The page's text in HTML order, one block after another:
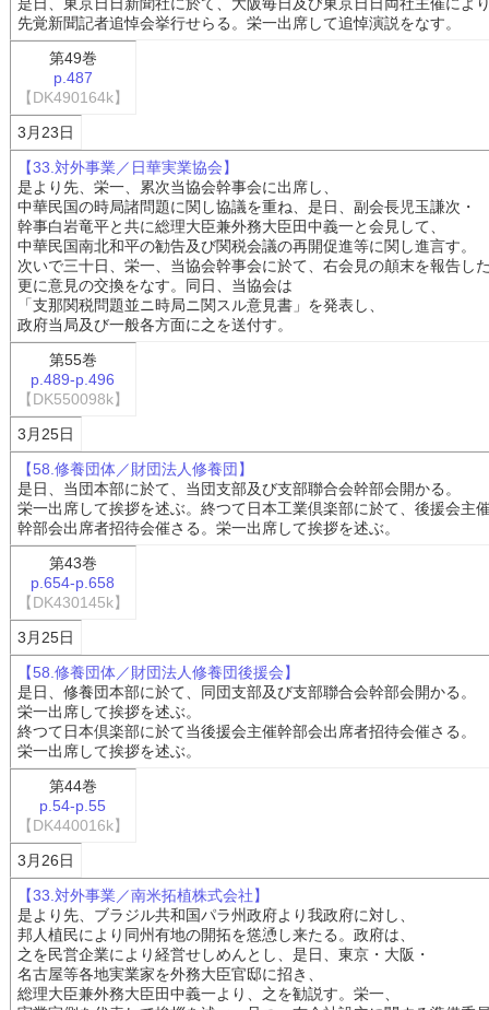
先覚新聞記者追悼会挙行せらる。栄一出席して追悼演説をなす。
第49巻
p.487
【DK490164k】
3月23日
【33.対外事業／日華実業協会】
是より先、栄一、累次当協会幹事会に出席し、
中華民国の時局諸問題に関し協議を重ね、是日、副会長児玉謙次・
幹事白岩竜平と共に総理大臣兼外務大臣田中義一と会見して、
中華民国南北和平の勧告及び関税会議の再開促進等に関し進言す。
次いで三十日、栄一、当協会幹事会に於て、右会見の顛末を報告し
更に意見の交換をなす。同日、当協会は
「支那関税問題並ニ時局ニ関スル意見書」を発表し、
政府当局及び一般各方面に之を送付す。
第55巻
p.489-p.496
【DK550098k】
3月25日
【58.修養団体／財団法人修養団】
是日、当団本部に於て、当団支部及び支部聯合会幹部会開かる。
栄一出席して挨拶を述ぶ。終つて日本工業倶楽部に於て、後援会主
幹部会出席者招待会催さる。栄一出席して挨拶を述ぶ。
第43巻
p.654-p.658
【DK430145k】
3月25日
【58.修養団体／財団法人修養団後援会】
是日、修養団本部に於て、同団支部及び支部聯合会幹部会開かる。
栄一出席して挨拶を述ぶ。
終つて日本倶楽部に於て当後援会主催幹部会出席者招待会催さる。
栄一出席して挨拶を述ぶ。
第44巻
p.54-p.55
【DK440016k】
3月26日
【33.対外事業／南米拓植株式会社】
是より先、ブラジル共和国パラ州政府より我政府に対し、
邦人植民により同州有地の開拓を慫慂し来たる。政府は、
之を民営企業により経営せしめんとし、是日、東京・大阪・
名古屋等各地実業家を外務大臣官邸に招き、
総理大臣兼外務大臣田中義一より、之を勧説す。栄一、